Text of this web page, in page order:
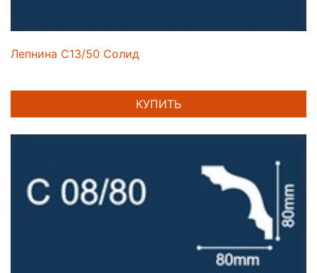
Лепнина C13/50 Солид
КУПИТЬ